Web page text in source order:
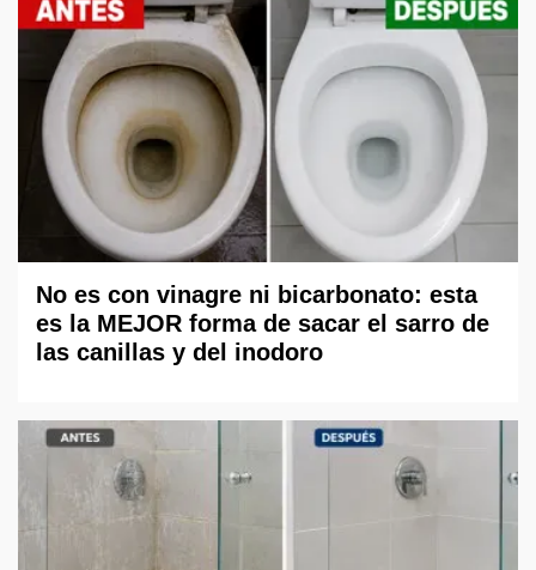
No es con vinagre ni bicarbonato: esta
es la MEJOR forma de sacar el sarro de
las canillas y del inodoro